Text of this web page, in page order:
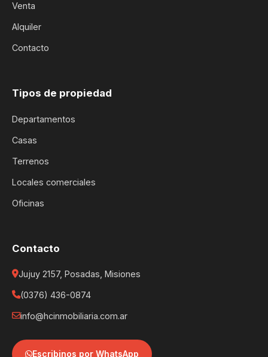
Venta
Alquiler
Contacto
Tipos de propiedad
Departamentos
Casas
Terrenos
Locales comerciales
Oficinas
Contacto
Jujuy 2157, Posadas, Misiones
(0376) 436-0874
info@hcinmobiliaria.com.ar
Escribinos por WhatsApp